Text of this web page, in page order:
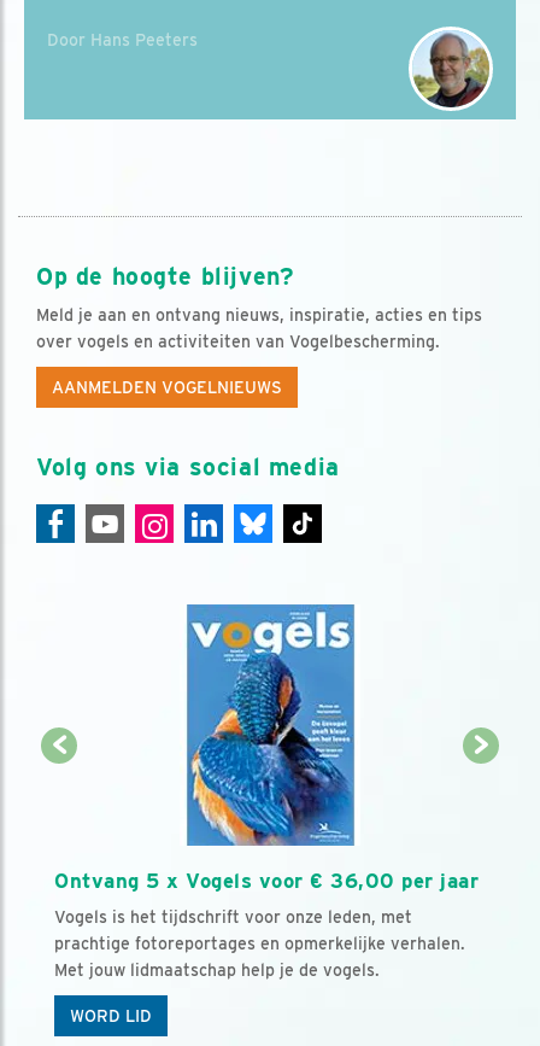
Door Hans Peeters
Op de hoogte blijven?
Meld je aan en ontvang nieuws, inspiratie, acties en tips
over vogels en activiteiten van Vogelbescherming.
AANMELDEN VOGELNIEUWS
Volg ons via social media
Ontvang 5 x Vogels voor € 36,00 per jaar
Vogels is het tijdschrift voor onze leden, met
prachtige fotoreportages en opmerkelijke verhalen.
Met jouw lidmaatschap help je de vogels.
WORD LID